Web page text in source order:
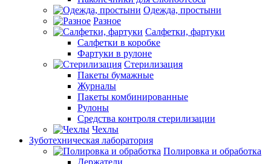
Одежда, простыни
Разное
Салфетки, фартуки
Салфетки в коробке
Фартуки в рулоне
Стерилизация
Пакеты бумажные
Журналы
Пакеты комбинированные
Рулоны
Средства контроля стерилизации
Чехлы
Зуботехническая лаборатория
Полировка и обработка
Держатели